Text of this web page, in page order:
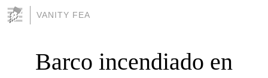
VANITY FEA
Barco incendiado en